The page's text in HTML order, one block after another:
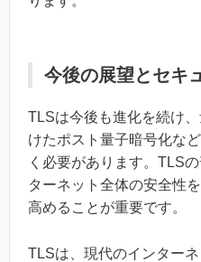
今後の展望とセキ
TLSは今後も進化を続け
けたポスト量子暗号化な
く必要があります。TLS
ターネット全体の安全性
高めることが重要です。
TLSは、現代のインター